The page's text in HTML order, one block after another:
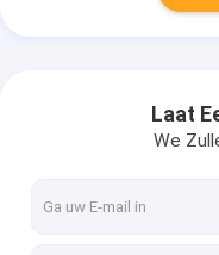
Laat
We